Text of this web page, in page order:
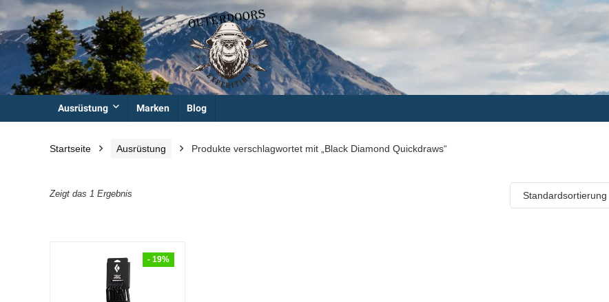
Ausrüstung Marken Blog
Startseite Ausrüstung Produkte verschlagwortet mit „Black Diamond Quickdraws“
Zeigt das 1 Ergebnis Standardsortierung
- 19%